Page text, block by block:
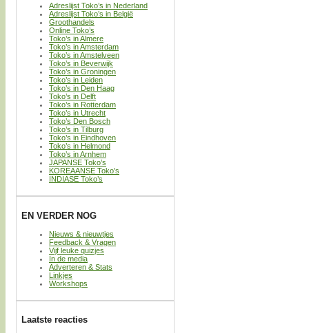
Adreslijst Toko’s in Nederland
Adreslijst Toko’s in België
Groothandels
Online Toko’s
Toko’s in Almere
Toko’s in Amsterdam
Toko’s in Amstelveen
Toko’s in Beverwijk
Toko’s in Groningen
Toko’s in Leiden
Toko’s in Den Haag
Toko’s in Delft
Toko’s in Rotterdam
Toko’s in Utrecht
Toko’s Den Bosch
Toko’s in Tilburg
Toko’s in Eindhoven
Toko’s in Helmond
Toko’s in Arnhem
JAPANSE Toko’s
KOREAANSE Toko’s
INDIASE Toko’s
EN VERDER NOG
Nieuws & nieuwtjes
Feedback & Vragen
Vijf leuke quizjes
In de media
Adverteren & Stats
Linkjes
Workshops
Laatste reacties